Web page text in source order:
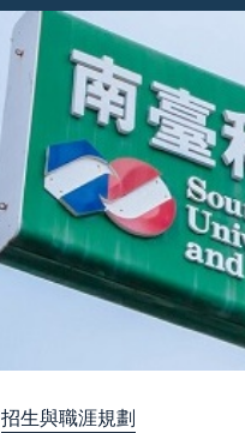
招生與職涯規劃